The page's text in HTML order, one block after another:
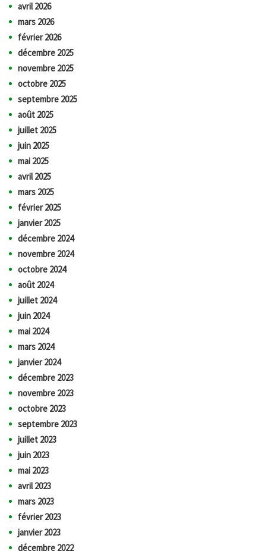
avril 2026
mars 2026
février 2026
décembre 2025
novembre 2025
octobre 2025
septembre 2025
août 2025
juillet 2025
juin 2025
mai 2025
avril 2025
mars 2025
février 2025
janvier 2025
décembre 2024
novembre 2024
octobre 2024
août 2024
juillet 2024
juin 2024
mai 2024
mars 2024
janvier 2024
décembre 2023
novembre 2023
octobre 2023
septembre 2023
juillet 2023
juin 2023
mai 2023
avril 2023
mars 2023
février 2023
janvier 2023
décembre 2022